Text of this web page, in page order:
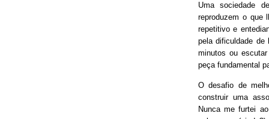
Uma sociedade
reproduzem o que
repetitivo e
pela dificuldade
minutos ou
peça fundamental
O desafio de
construir uma
Nunca me furtei